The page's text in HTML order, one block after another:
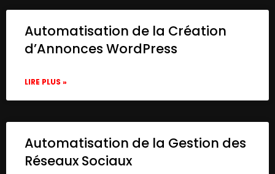
      "parameters": {
        "fileId": {
"value": "1WoqaMgaCD-
"cachedResultUrl": "https://
        "options": {},
        "operation": "download"
      },
Automatisation de la Création
d’Annonces WordPress
LIRE PLUS »
Automatisation de la Gestion des
Réseaux Sociaux